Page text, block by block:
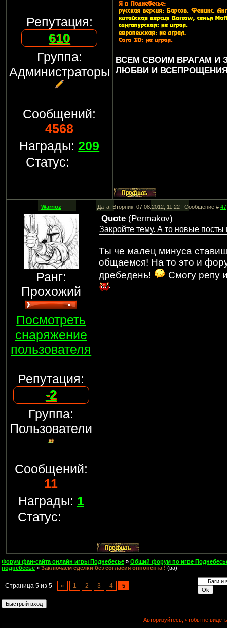
Репутация:
610
Группа:
Администраторы
Сообщений:
4568
Награды:209
Статус:
ВСЕМ СВОИМ ВРАГАМ
ЛЮБВИ И
Warrioz Дата: Вторник, 07.08.2012, 11:22 | Сообщение #47
Ранг:
Прохожий
Посмотреть
снаряжение
пользователя
Репутация:
-2
Группа:
Пользователи
Сообщений:
11
Награды: 1
Статус:
Quote(Permakov)
Закройте тему. А то новые
Ты че малец минуса
общаемся! На то это и
дребедень!
Смогу репу
Форум фан-сайта онлайн игры Поднебесье » Общий форум по игре
поднебесье » Заключаем сделки без согласия оппонента ! (ва)
Страница 5 из 5 « 1 2 3 4 5
Авторизуйтесь, чтобы не